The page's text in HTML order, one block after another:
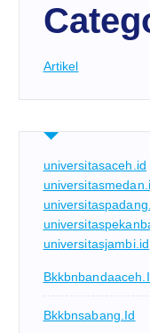
Artikel
universitasaceh.id
universitasjambi.id
Bkkbnsabang.id